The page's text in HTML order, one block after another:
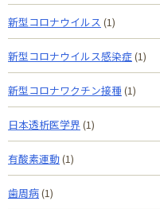
新型コロナウイルス (1)
新型コロナウイルス感染症(1)
新型コロナワクチン接種 (1)
日本透析医学界 (1)
有酸素運動(1)
歯周病(1)